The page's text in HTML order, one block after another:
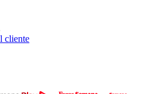
cliente